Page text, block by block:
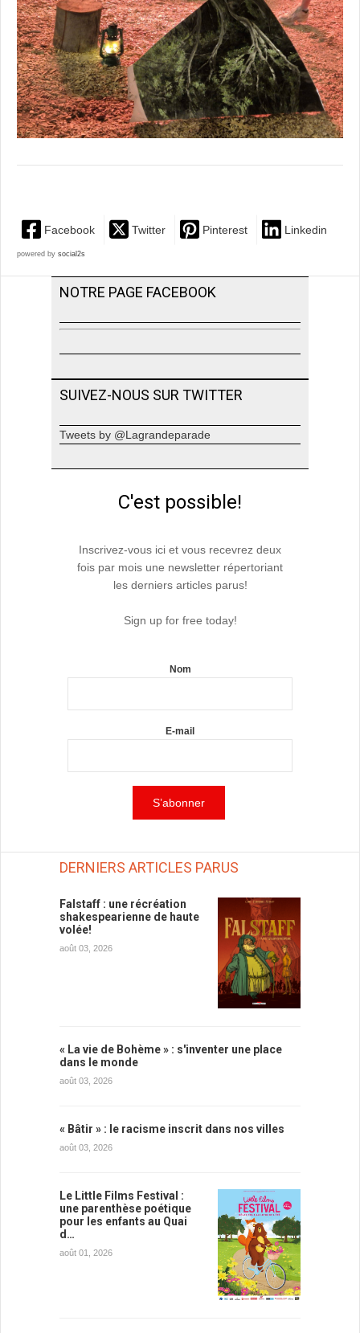
Facebook Twitter Pinterest Linkedin
powered by social2s
NOTRE PAGE FACEBOOK
SUIVEZ-NOUS SUR TWITTER
Tweets by @Lagrandeparade
C'est possible!
Inscrivez-vous ici et vous recevrez deux
fois par mois une newsletter répertoriant
les derniers articles parus!
Sign up for free today!
Nom
E-mail
DERNIERS ARTICLES PARUS
Falstaff : une récréation
shakespearienne de haute
volée!
août 03, 2026
« La vie de Bohème » : s'inventer une place
dans le monde
août 03, 2026
« Bâtir » : le racisme inscrit dans nos villes
août 03, 2026
Le Little Films Festival :
une parenthèse poétique
pour les enfants au Quai
d…
août 01, 2026